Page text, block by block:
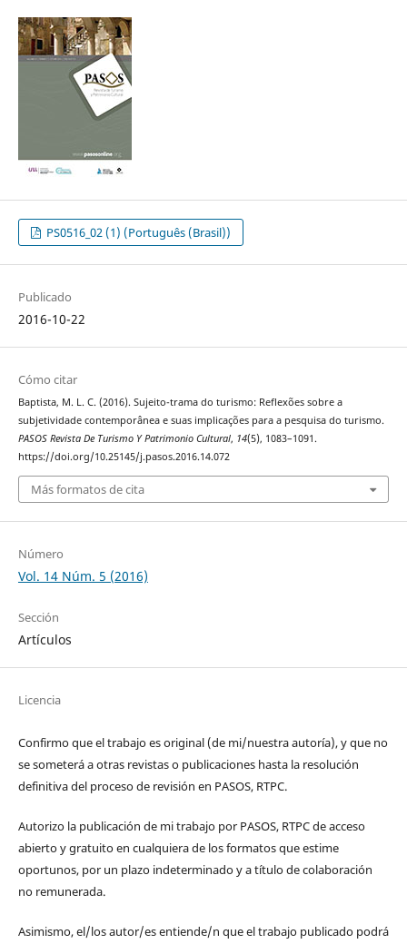
PS0516_02 (1) (Português (Brasil))
Publicado
2016-10-22
Cómo citar
Baptista, M. L. C. (2016). Sujeito-trama do turismo: Reflexões sobre a
subjetividade contemporânea e suas implicações para a pesquisa do turismo.
PASOS Revista De Turismo Y Patrimonio Cultural, 14(5), 1083–1091.
https://doi.org/10.25145/j.pasos.2016.14.072
Más formatos de cita
Número
Vol. 14 Núm. 5 (2016)
Sección
Artículos
Licencia
Confirmo que el trabajo es original (de mi/nuestra autoría), y que no
se someterá a otras revistas o publicaciones hasta la resolución
definitiva del proceso de revisión en PASOS, RTPC.
Autorizo la publicación de mi trabajo por PASOS, RTPC de acceso
abierto y gratuito en cualquiera de los formatos que estime
oportunos, por un plazo indeterminado y a título de colaboración
no remunerada.
Asimismo, el/los autor/es entiende/n que el trabajo publicado podrá